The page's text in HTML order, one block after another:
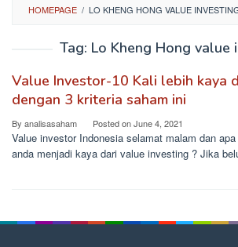
HOMEPAGE / LO KHENG HONG VALUE
Tag: Lo Kheng Hong value
Value Investor-10 Kali lebih kaya
dengan 3 kriteria saham ini
By analisasaham Posted onJune 4, 2021
Value investor Indonesia selamat malam dan
anda menjadi kaya dari value investing ? Jika